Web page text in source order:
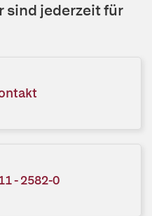
sind jederzeit für
- 2582-0